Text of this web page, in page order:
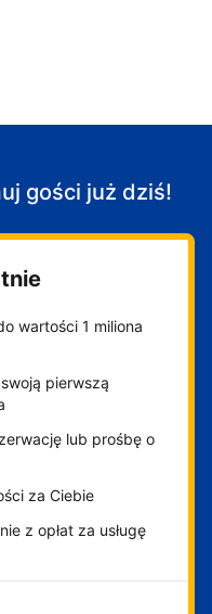
gości już dziś!
wartości 1 miliona
pierwszą
lub prośbę o
za Ciebie
z opłat za usługę